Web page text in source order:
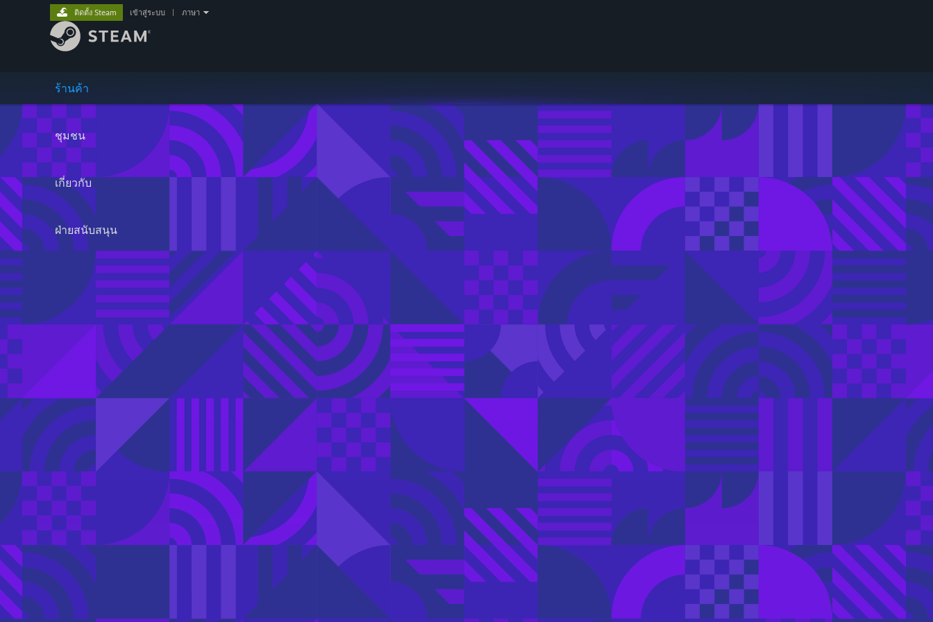
ร้านค้า
ชุมชน
เกี่ยวกับ
ฝ่ายสนับสนุน
ติดตั้ง Steam เข้าสู่ระบบ ภาษา